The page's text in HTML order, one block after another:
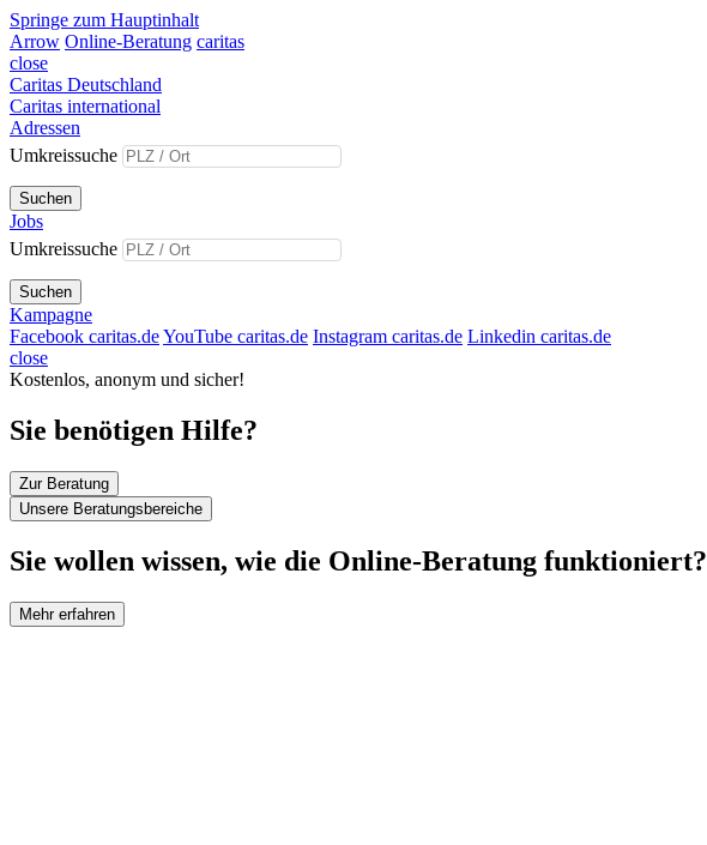
Springe zum Hauptinhalt
Arrow Online-Beratung caritas
close
Caritas Deutschland
Caritas international
Adressen
Umkreissuche
Suchen
Jobs
Umkreissuche
Suchen
Kampagne
Facebook caritas.deYouTube caritas.de Instagram caritas.de Linkedin caritas.de
close
Kostenlos, anonym und sicher!
Sie benötigen Hilfe?
Zur Beratung
Unsere Beratungsbereiche
Sie wollen wissen, wie die Online-Beratung funktioniert?
Mehr erfahren